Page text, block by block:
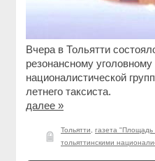
Вчера в Тольятти
резонансному
националистической
летнего таксиста.
далее »
Тольятти
газета "Площадь
тольяттинскими